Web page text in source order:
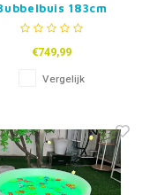
183cm
€749,99
Vergelijk